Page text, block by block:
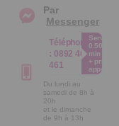
Par
Messenger
Téléphone
: 0892 461
461
Service
0.50€ /
min
+ prix
appel
Du lundi au
samedi de 8h à
20h
et le dimanche
de 9h à 13h